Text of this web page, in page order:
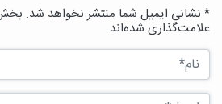
* نشانی ایمیل شما منتشر نخواهد شد.
علامت‌گذاری شده‌اند